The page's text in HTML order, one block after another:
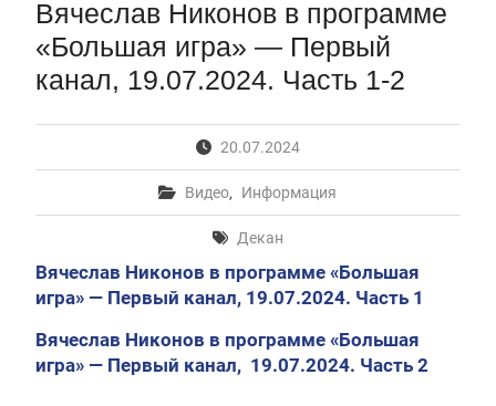
Первый канал, 28.07.2026. Часть 1-3
Вячеслав Никонов в программе «Большая игра» —
Первый канал, 27.07.2026. Часть 1-2
Конкурсные списки лиц, прошедших
М.В.Ломоносова в 2026 году по каждому
конкурсу (ранжированные списки поступающих)
Вячеслав Никонов в программе «Большая игра» —
Первый канал, 24.07.2026. Часть 1-2
Вячеслав Никонов в программе «Большая игра» —
Первый канал, 06.08.2026. Часть 1-3
Вячеслав Никонов в программе
«Большая игра» — Первый
канал, 19.07.2024. Часть 1-2
20.07.2024
Видео, Информация
Декан
Вячеслав Никонов в программе «Большая
игра» — Первый канал, 19.07.2024. Часть 1
Вячеслав Никонов в программе «Большая
игра» — Первый канал, 19.07.2024. Часть 2